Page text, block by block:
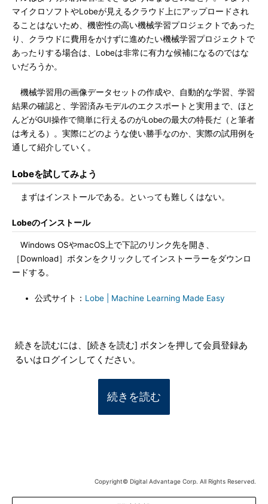
マイクロソフトやLobeが見えるクラウド上にアップロードされ
ることはないため、機密性の高い機械学習プロジェクトであった
り、クラウドに費用をかけずに進めたい機械学習プロジェクトで
あったりする場合は、Lobeは非常に有力な候補になるのではな
いだろうか。
機械学習用の画像データセットの作成や、自動的な学習、学習
結果の確認と、学習済みモデルのエクスポートと実用まで、ほと
んどがGUI操作で簡単に行えるのがLobeの最大の特長だ（と筆者
は考える）。実際にどのような使い勝手なのか、実際の試用例を
通して紹介していく。
Lobeを試してみよう
まずはインストールである。といっても難しくはない。
Lobeのインストール
Windows OSやmacOS上で下記のリンク先を開き、
［Download］ボタンをクリックしてインストーラーをダウンロ
ードする。
公式サイト： Lobe | Machine Learning Made Easy
続きを読むには、[続きを読む] ボタンを押して会員登録あ
るいはログインしてください。
続きを読む
Copyright© Digital Advantage Corp. All Rights Reserved.